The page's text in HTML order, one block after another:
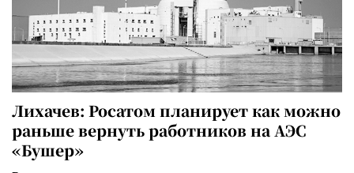
Лихачев: Росатом планирует как можно
раньше вернуть работников на АЭС
«Бушер»